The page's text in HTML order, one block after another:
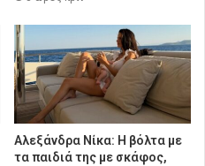
Αλεξάνδρα Νίκα: Η βόλτα με
τα παιδιά της με σκάφος,